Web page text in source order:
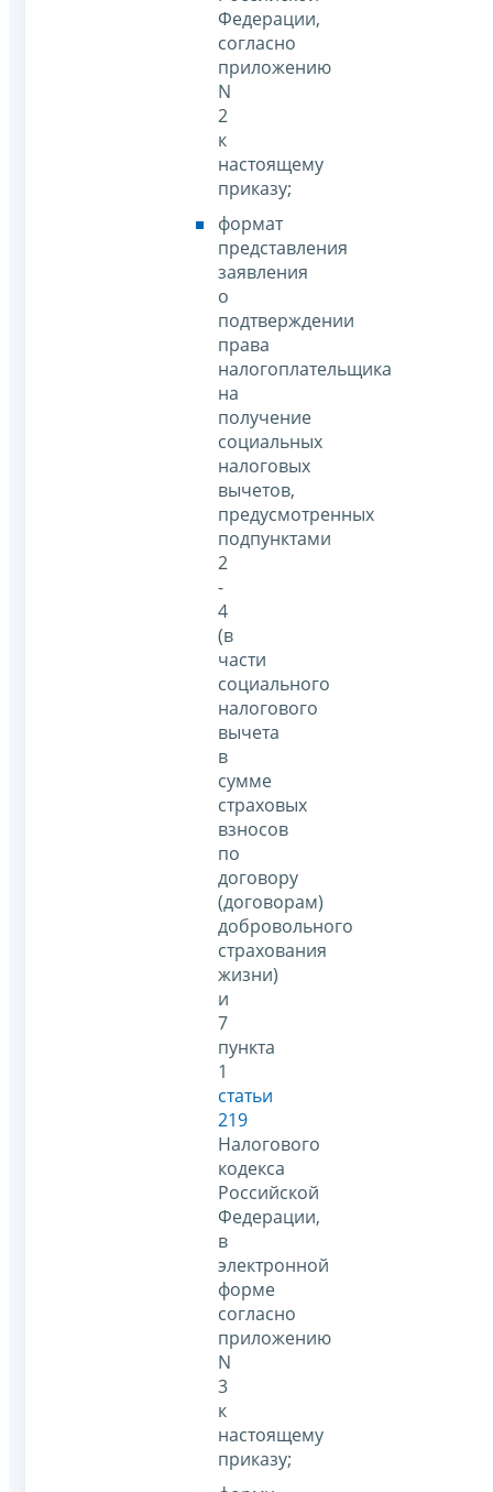
Федерации,
согласно
приложению
N
2
к
настоящему
приказу;
формат
представления
заявления
о
подтверждении
права
налогоплательщика
на
получение
социальных
налоговых
вычетов,
предусмотренных
подпунктами
2
-
4
(в
части
социального
налогового
вычета
в
сумме
страховых
взносов
по
договору
(договорам)
добровольного
страхования
жизни)
и
7
пункта
1
статьи
219
Налогового
кодекса
Российской
Федерации,
в
электронной
форме
согласно
приложению
N
3
к
настоящему
приказу;